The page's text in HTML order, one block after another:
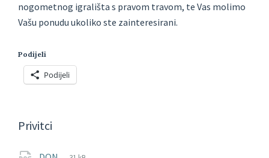
nogometnog igrališta s pravom travom, te Vas molimo
Vašu ponudu ukoliko ste zainteresirani.
Podijeli
Podijeli
Privitci